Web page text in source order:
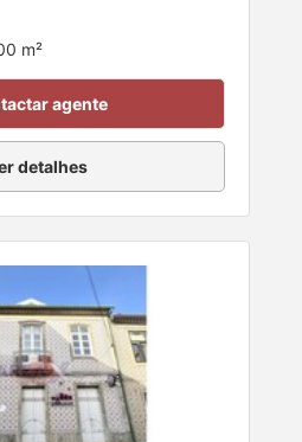
m²
agente
detalhes